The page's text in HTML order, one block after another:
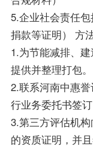
5.企业社会责任
捐款等证明） 方
1.为节能减排、
提供并整理打包。
2.联系河南中惠
行业务委托书签
3.第三方评估机
的资质证明，并